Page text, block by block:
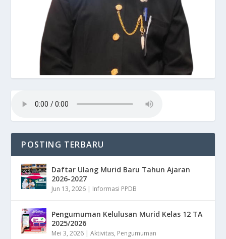
POSTING TERBARU
Daftar Ulang Murid Baru Tahun Ajaran
2026-2027
Jun 13, 2026 | Informasi PPDB
Pengumuman Kelulusan Murid Kelas 12 TA
2025/2026
Mei 3, 2026 |Aktivitas, Pengumuman